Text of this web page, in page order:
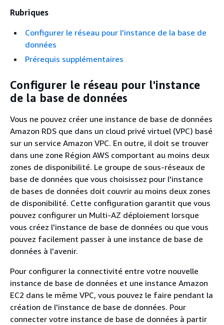
Rubriques
Configurer le réseau pour l'instance de la base de
données
Prérequis supplémentaires
Configurer le réseau pour l'instance
de la base de données
Vous ne pouvez créer une instance de base de données
Amazon RDS que dans un cloud privé virtuel (VPC) basé
sur un service Amazon VPC. En outre, il doit se trouver
dans une zone Région AWS comportant au moins deux
zones de disponibilité. Le groupe de sous-réseaux de
base de données que vous choisissez pour l'instance
de bases de données doit couvrir au moins deux zones
de disponibilité. Cette configuration garantit que vous
pouvez configurer un Multi-AZ déploiement lorsque
vous créez l'instance de base de données ou que vous
pouvez facilement passer à une instance de base de
données à l'avenir.
Pour configurer la connectivité entre votre nouvelle
instance de base de données et une instance Amazon
EC2 dans le même VPC, vous pouvez le faire pendant la
création de l'instance de base de données. Pour
connecter votre instance de base de données à partir